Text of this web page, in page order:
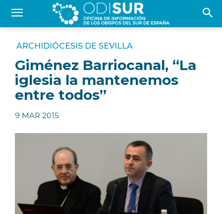
ARCHIDIÓCESIS DE SEVILLA
Giménez Barriocanal, “La
iglesia la mantenemos
entre todos”
9 MAR 2015